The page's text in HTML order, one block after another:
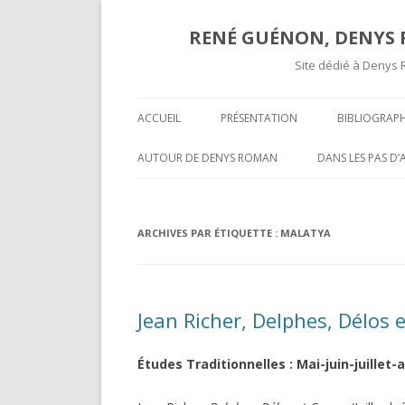
RENÉ GUÉNON,
Site dédié à
ACCUEIL PRÉSENTATION
TEXTES ET
AUTOUR DE DENYS ROMAN
OPÉRATIVITÉ ET MAÇONNERIE
DARKNESS VISIBLE PARTIE 2
DANS LES PAS
MARCEL MAUGY
UNE
RENÉ GUÉNON
T-ON ?
ARCHIVES PAR ÉTIQUETTE : MALATYA
Jean Richer, Delphes, Délos
Études Traditionnelles : Mai-juin-juillet-